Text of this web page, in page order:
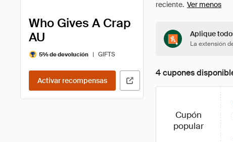
Who Gives A Crap
AU
5% de devolución | GIFTS
Activar recompensas
Ver menos
Aplique
La extensión
4 cupones
Cupón
popular